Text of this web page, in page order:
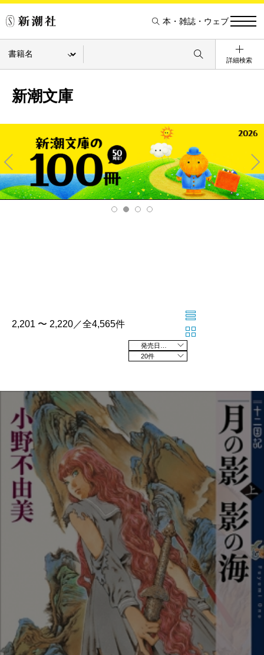
本・雑誌・ウェブ
詳細検索
新潮文庫
Pre
v
Ne
xt
2,201 〜 2,220／全4,565件
20件